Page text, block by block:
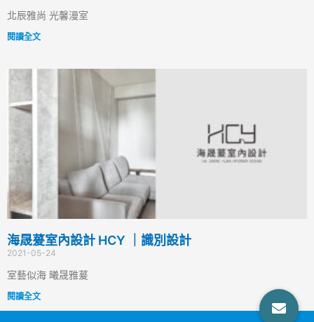
北辰雅尚 光馨漫室
閱讀全文
海晟萲室內設計 HCY ｜識別設計
2021-05-24
室藝似海 曦晟雅萲
閱讀全文